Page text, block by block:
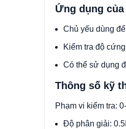
Ứng dụng
Chủ yếu dùng
Kiểm tra độ
Có thể sử dụng
Thông số kỹ
Phạm vi kiểm tra: 0-
Độ phân giải: